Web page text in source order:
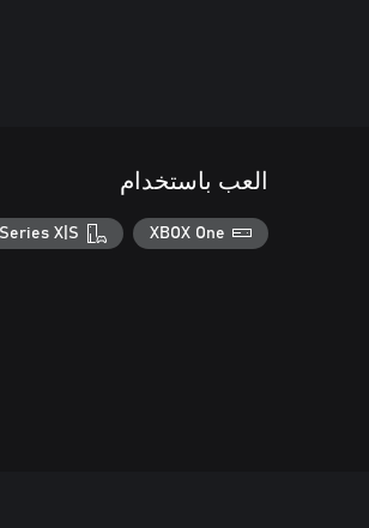
العب باستخدام
XBOX One
X|S